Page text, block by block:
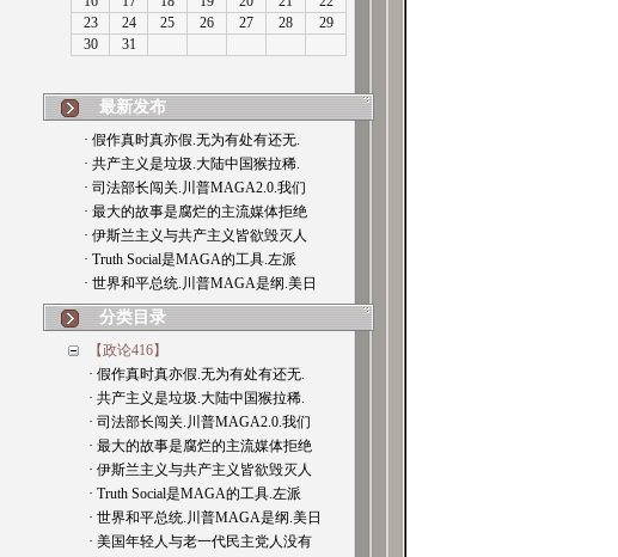
最新发布
· 假作真时真亦假.无为有处有还无.
· 共产主义是垃圾.大陆中国猴拉稀.
· 司法部长闯关.川普MAGA2.0.我们
· 最大的故事是腐烂的主流媒体拒绝
· 伊斯兰主义与共产主义皆欲毁灭人
· Truth Social是MAGA的工具.左派
· 世界和平总统.川普MAGA是纲.美日
分类目录
【政论416】
· 假作真时真亦假.无为有处有还无.
· 共产主义是垃圾.大陆中国猴拉稀.
· 司法部长闯关.川普MAGA2.0.我们
· 最大的故事是腐烂的主流媒体拒绝
· 伊斯兰主义与共产主义皆欲毁灭人
· Truth Social是MAGA的工具.左派
· 世界和平总统.川普MAGA是纲.美日
· 美国年轻人与老一代民主党人没有